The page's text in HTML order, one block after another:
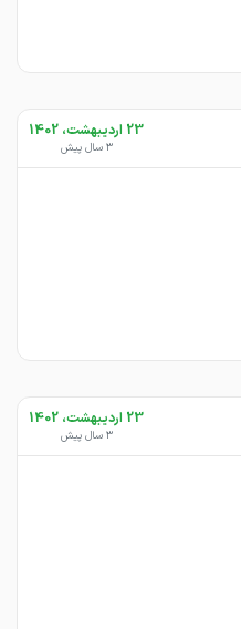
23 اردیبهشت، 1402
3 سال پیش
23 اردیبهشت، 1402
3 سال پیش